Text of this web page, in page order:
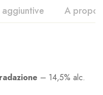
A
– 14,5% alc.